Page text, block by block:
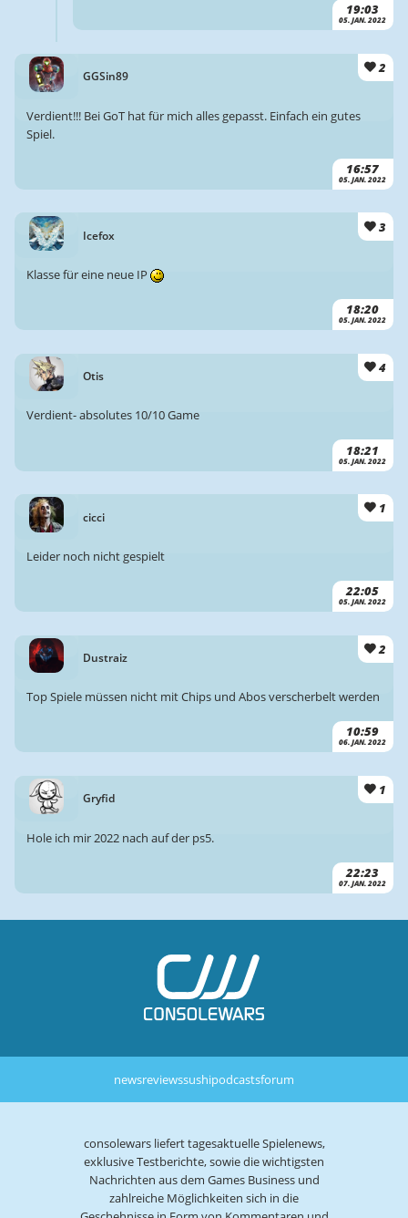
19:03
05. JAN. 2022
GGSin89
2
16:57
05. JAN. 2022
Verdient!!! Bei GoT hat für mich alles gepasst. Einfach ein gutes
Spiel.
Icefox
3
18:20
05. JAN. 2022
Klasse für eine neue IP
Otis
4
18:21
05. JAN. 2022
Verdient- absolutes 10/10 Game
cicci
1
22:05
05. JAN. 2022
Leider noch nicht gespielt
Dustraiz
2
10:59
06. JAN. 2022
Top Spiele müssen nicht mit Chips und Abos verscherbelt werden
Gryfid
1
22:23
07. JAN. 2022
Hole ich mir 2022 nach auf der ps5.
newsreviewssushipodcastsforum
consolewars liefert tagesaktuelle Spielenews,
exklusive Testberichte, sowie die wichtigsten
Nachrichten aus dem Games Business und
zahlreiche Möglichkeiten sich in die